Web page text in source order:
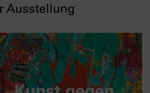
Ausstellung